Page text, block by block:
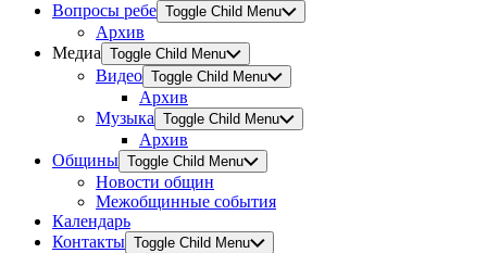
Вопросы ребе Toggle Child Menu
Архив
Медиа Toggle Child Menu
Видео Toggle Child Menu
Архив
Музыка Toggle Child Menu
Архив
Общины Toggle Child Menu
Новости общин
Межобщинные события
Календарь
Контакты Toggle Child Menu